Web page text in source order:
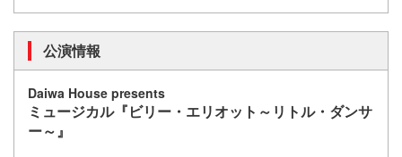
公演情報
Daiwa House presents
ミュージカル『ビリー・エリオット～リトル・ダンサ
ー～』